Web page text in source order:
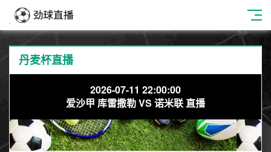
丹麦杯直播
2026-07-11 22:00:00
爱沙甲 库雷撒勒 VS 诺米联 直播